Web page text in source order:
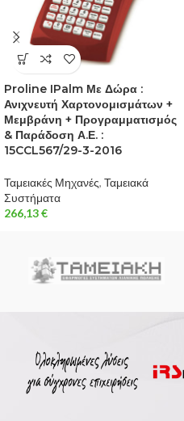
Proline IPalm Με Δώρα :
Ανιχνευτή Χαρτονομισμάτων +
Μεμβράνη + Προγραμματισμός
& Παράδοση Α.Ε. :
15CCL567/29-3-2016
Ταμειακές Μηχανές, Ταμειακά
Συστήματα
266,13€